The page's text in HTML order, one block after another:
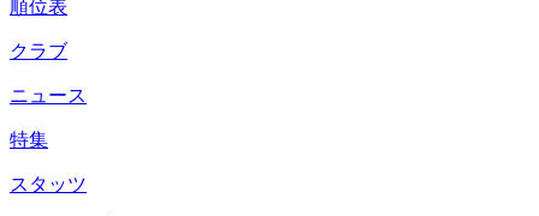
順位表
クラブ
ニュース
特集
スタッツ